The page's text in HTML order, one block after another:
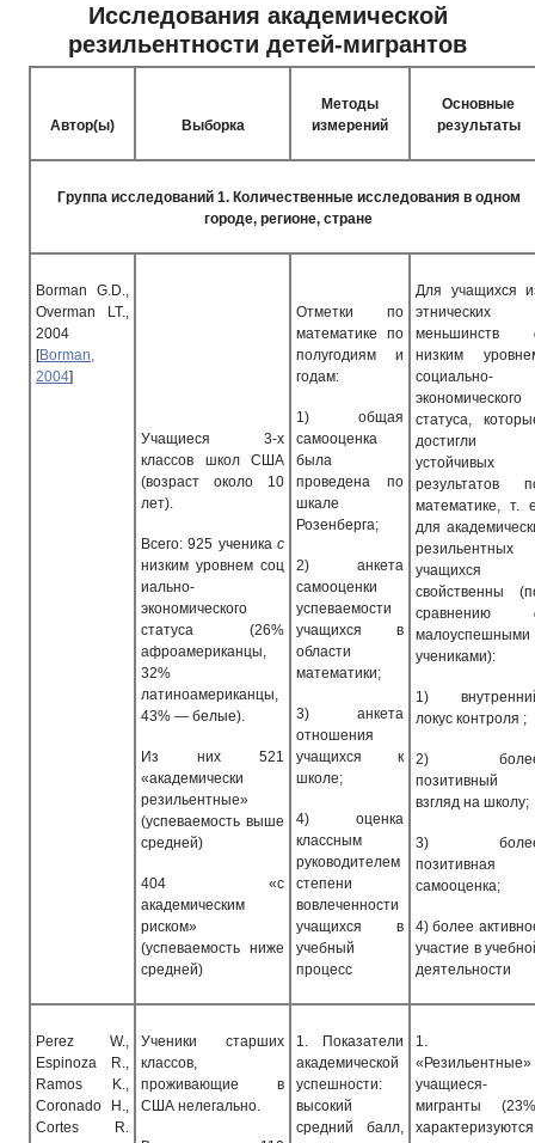
Исследования академической
резильентности детей-мигрантов
Автор(ы) Выборка
Методы
измерений
Основные
результаты
Группа исследований 1. Количественные исследования в одном
городе, регионе, стране
Borman G.D.,
Overman LT.,
2004
[Borman,
2004]
Учащиеся 3-х
классов школ США
(возраст около 10
лет).
Всего: 925 ученика с
низким уровнем соц
иально-
экономического
статуса (26%
афроамериканцы,
32%
латиноамериканцы,
43% — белые).
Из них 521
«академически
резильентные»
(успеваемость выше
средней)
404 «с
академическим
риском»
(успеваемость ниже
средней)
Отметки по
математике по
полугодиям и
годам:
1)
общая
самооценка
была
проведена по
шкале
Розенберга;
2)
анкета
самооценки
успеваемости
учащихся в
области
математики;
3)
анкета
отношения
учащихся к
школе;
4)
оценка
классным
руководителем
степени
вовлеченности
учащихся в
учебный
процесс
Для учащихся
этнических
меньшинств
низким
социально-
экономического
статуса,
достигли
устойчивых
результатов
математике, т.
для
резильентных
учащихся
свойственны
сравнению
малоуспешными
учениками):
1)
локус контроля ;
2)
позитивный
взгляд на школу;
3)
позитивная
самооценка;
4) более
участие в
деятельности
Perez W.,
Espinoza R.,
Ramos K.,
Coronado H.,
Cortes R.
Ученики старших
классов,
проживающие в
США нелегально.
1.
Показатели
академической
успешности:
высокий
средний балл,
1.
«Резильентные»
учащиеся-
мигранты
характеризуются